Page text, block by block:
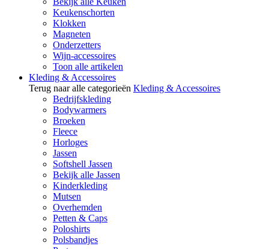
Keukenschorten
Klokken
Magneten
Onderzetters
Wijn-accessoires
Toon alle artikelen
Kleding & Accessoires
Terug naar alle categorieën Kleding & Accessoires
Bedrijfskleding
Bodywarmers
Broeken
Fleece
Horloges
Jassen
Softshell Jassen
Bekijk alle Jassen
Kinderkleding
Mutsen
Overhemden
Petten & Caps
Poloshirts
Polsbandjes